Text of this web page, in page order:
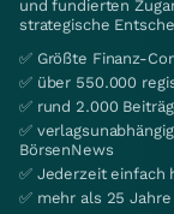
und fundierten
strategische
✅ Größte Finanz-
✅ über 550.000
✅ rund 2.000
✅
BörsenNews
✅ Jederzeit einfach
✅ mehr als 25